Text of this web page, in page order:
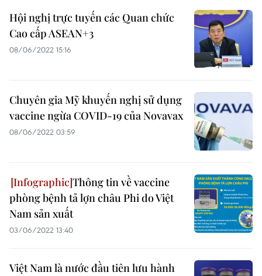
Hội nghị trực tuyến các Quan chức
Cao cấp ASEAN+3
08/06/2022 15:16
Chuyên gia Mỹ khuyến nghị sử dụng
vaccine ngừa COVID-19 của Novavax
08/06/2022 03:59
Thông tin về vaccine
phòng bệnh tả lợn châu Phi do Việt
Nam sản xuất
03/06/2022 13:40
Việt Nam là nước đầu tiên lưu hành